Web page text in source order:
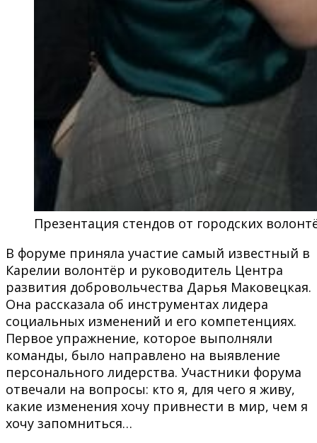
Презентация стендов от городских
В форуме приняла участие самый известный в
Карелии волонтёр и руководитель Центра
развития добровольчества Дарья Маковецкая.
Она рассказала об инструментах лидера
социальных изменений и его компетенциях.
Первое упражнение, которое выполняли
команды, было направлено на выявление
персонального лидерства. Участники форума
отвечали на вопросы: кто я, для чего я живу,
какие изменения хочу привнести в мир, чем я
хочу запомниться…